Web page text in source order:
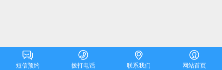

短信预约

拨打电话

联系我们

网站首页